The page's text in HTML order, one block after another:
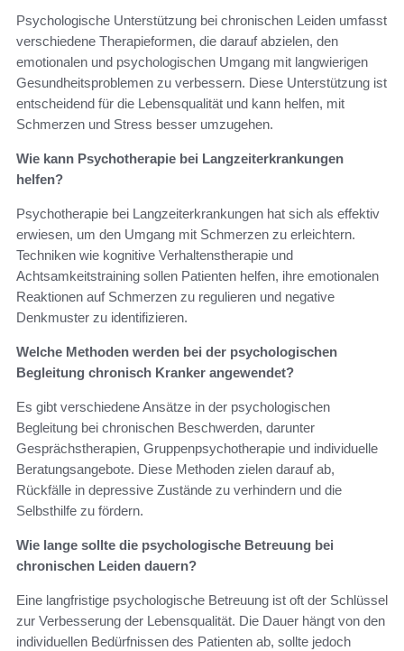
Psychologische Unterstützung bei chronischen Leiden umfasst
verschiedene Therapieformen, die darauf abzielen, den
emotionalen und psychologischen Umgang mit langwierigen
Gesundheitsproblemen zu verbessern. Diese Unterstützung ist
entscheidend für die Lebensqualität und kann helfen, mit
Schmerzen und Stress besser umzugehen.
Wie kann Psychotherapie bei Langzeiterkrankungen
helfen?
Psychotherapie bei Langzeiterkrankungen hat sich als effektiv
erwiesen, um den Umgang mit Schmerzen zu erleichtern.
Techniken wie kognitive Verhaltenstherapie und
Achtsamkeitstraining sollen Patienten helfen, ihre emotionalen
Reaktionen auf Schmerzen zu regulieren und negative
Denkmuster zu identifizieren.
Welche Methoden werden bei der psychologischen
Begleitung chronisch Kranker angewendet?
Es gibt verschiedene Ansätze in der psychologischen
Begleitung bei chronischen Beschwerden, darunter
Gesprächstherapien, Gruppenpsychotherapie und individuelle
Beratungsangebote. Diese Methoden zielen darauf ab,
Rückfälle in depressive Zustände zu verhindern und die
Selbsthilfe zu fördern.
Wie lange sollte die psychologische Betreuung bei
chronischen Leiden dauern?
Eine langfristige psychologische Betreuung ist oft der Schlüssel
zur Verbesserung der Lebensqualität. Die Dauer hängt von den
individuellen Bedürfnissen des Patienten ab, sollte jedoch